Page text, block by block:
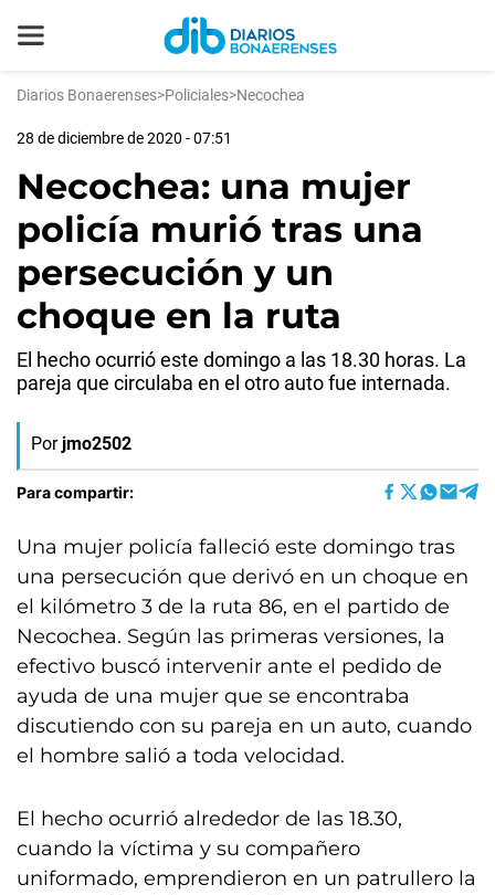
Diarios Bonaerenses>Policiales>Necochea
28 de diciembre de 2020 - 07:51
Necochea: una mujer
policía murió tras una
persecución y un
choque en la ruta
El hecho ocurrió este domingo a las 18.30 horas. La
pareja que circulaba en el otro auto fue internada.
Por jmo2502
Para compartir:
Una mujer policía falleció este domingo tras
una persecución que derivó en un choque en
el kilómetro 3 de la ruta 86, en el partido de
Necochea. Según las primeras versiones, la
efectivo buscó intervenir ante el pedido de
ayuda de una mujer que se encontraba
discutiendo con su pareja en un auto, cuando
el hombre salió a toda velocidad.
El hecho ocurrió alrededor de las 18.30,
cuando la víctima y su compañero
uniformado, emprendieron en un patrullero la